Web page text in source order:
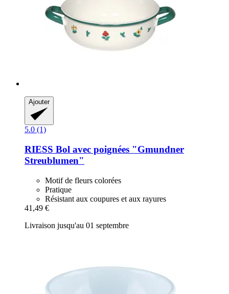
Ajouter
5.0 (1)
RIESS Bol avec poignées "Gmundner
Streublumen"
Motif de fleurs colorées
Pratique
Résistant aux coupures et aux rayures
41,49 €
Livraison jusqu'au 01 septembre